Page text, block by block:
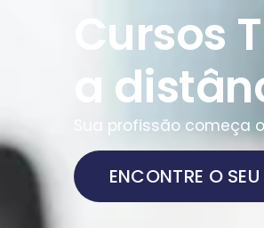
Cursos
a
Sua profissão começa
ENCONTRE O